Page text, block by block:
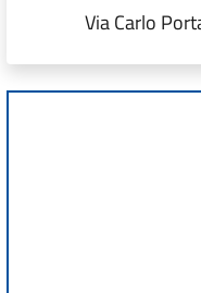
Via Carlo